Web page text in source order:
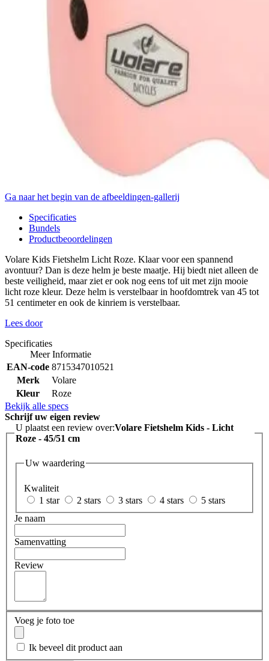
Ga naar het begin van de afbeeldingen-gallerij
Specificaties
Bundels
Productbeoordelingen
Volare Kids Fietshelm Licht Roze. Klaar voor een spannend
avontuur? Dan is deze helm je beste maatje. Hij biedt niet alleen de
beste veiligheid, maar ziet er ook nog eens tof uit met zijn mooie
licht roze kleur. Deze helm is verstelbaar in hoofdomtrek van 45 tot
51 centimeter en ook de kinriem is verstelbaar.
Lees door
Specificaties
Meer Informatie
EAN-code 8715347010521
Merk
Volare
Kleur
Roze
Bekijk alle specs
Schrijf uw eigen review
U plaatst een review over:Volare Fietshelm Kids - Licht
Roze - 45/51 cm
Uw waardering
Kwaliteit
1 star
2 stars 3 stars 4 stars
5 stars
Je naam
Samenvatting
Review
Voeg je foto toe
Ik beveel dit product aan